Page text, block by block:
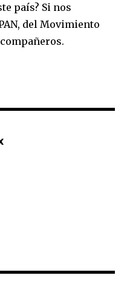
país? Si nos
del Movimiento